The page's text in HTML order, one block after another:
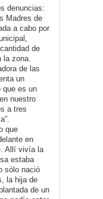
denuncias:
Madres de
a cabo por
de
la zona.
de las
un
que es un
nuestro
a tres
que
en
Allí vivía la
estaba
sólo nació
la hija de
de un